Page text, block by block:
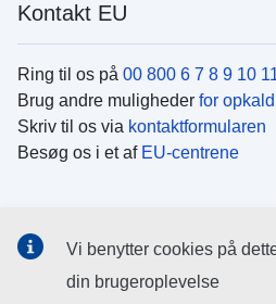
Kontakt EU
Ring til os på 00 800 6 7 8 9 10
Brug andre muligheder for opkald
Skriv til os via kontaktformularen
Besøg os i et af EU-centrene
Søg efter EU's sider påsociale
Vi benytter cookies på
din brugeroplevelse